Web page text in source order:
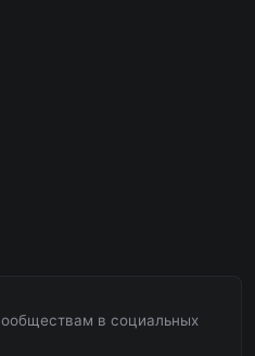
в социальных